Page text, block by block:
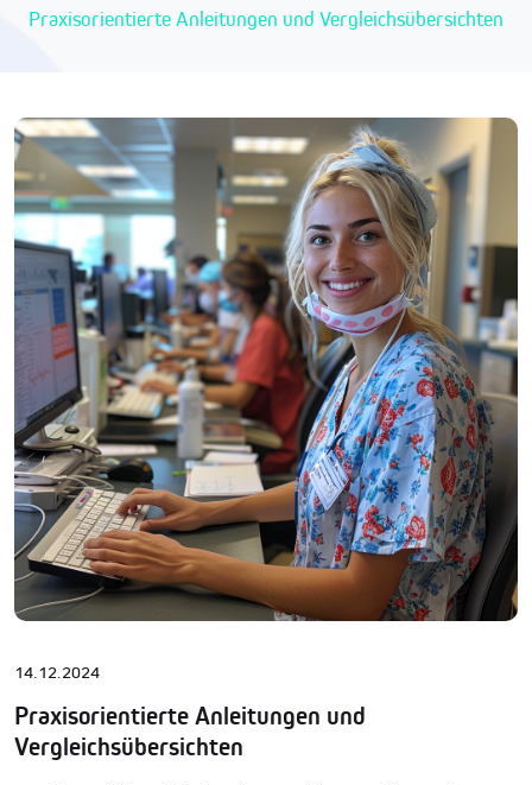
Praxisorientierte Anleitungen und Vergleichsübersichten
14.12.2024
Praxisorientierte Anleitungen und
Vergleichsübersichten